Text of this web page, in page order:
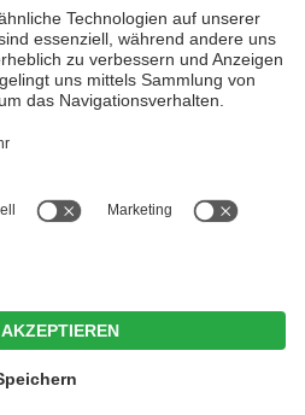
für alle, die Südtirol nicht nur
erleben wollen – inklusive Tipps,
und Angeboten.
Aktualisieren der Inhalte,
nochmals beim
Nr. IT02365710215